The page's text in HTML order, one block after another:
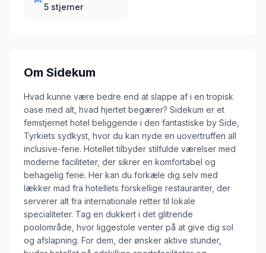
5 stjerner
Om Sidekum
Hvad kunne være bedre end at slappe af i en tropisk
oase med alt, hvad hjertet begærer? Sidekum er et
femstjernet hotel beliggende i den fantastiske by Side,
Tyrkiets sydkyst, hvor du kan nyde en uovertruffen all
inclusive-ferie. Hotellet tilbyder stilfulde værelser med
moderne faciliteter, der sikrer en komfortabel og
behagelig ferie. Her kan du forkæle dig selv med
lækker mad fra hotellets forskellige restauranter, der
serverer alt fra internationale retter til lokale
specialiteter. Tag en dukkert i det glitrende
poolområde, hvor liggestole venter på at give dig sol
og afslapning. For dem, der ønsker aktive stunder,